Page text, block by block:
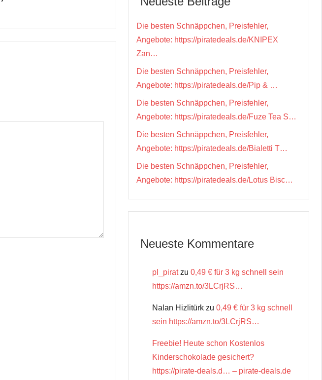
Die besten Schnäppchen, Preisfehler,
Angebote: https://piratedeals.de/KNIPEX
Zan…
Die besten Schnäppchen, Preisfehler,
Angebote: https://piratedeals.de/Pip & …
Die besten Schnäppchen, Preisfehler,
Angebote: https://piratedeals.de/Fuze Tea S…
Die besten Schnäppchen, Preisfehler,
Angebote: https://piratedeals.de/Bialetti T…
Die besten Schnäppchen, Preisfehler,
Angebote: https://piratedeals.de/Lotus Bisc…
Neueste Kommentare
pl_piratzu 0,49 € für 3 kg schnell sein
https://amzn.to/3LCrjRS…
Nalan Hizlitürk zu 0,49 € für 3 kg schnell
sein https://amzn.to/3LCrjRS…
Freebie! Heute schon Kostenlos
Kinderschokolade gesichert?
https://pirate-deals.d… – pirate-deals.de